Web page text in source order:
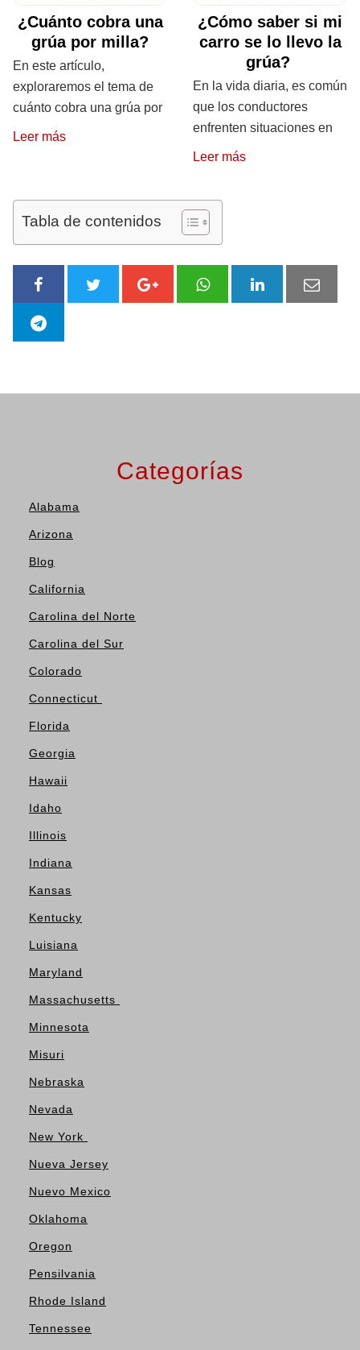
¿Cuánto cobra una
grúa por milla?
En este artículo,
exploraremos el tema de
cuánto cobra una grúa por
Leer más
¿Cómo saber si mi
carro se lo llevo la
grúa?
En la vida diaria, es común
que los conductores
enfrenten situaciones en
Leer más
Tabla de contenidos
Categorías
Alabama
Arizona
Blog
California
Carolina del Norte
Carolina del Sur
Colorado
Connecticut
Florida
Georgia
Hawaii
Idaho
Illinois
Indiana
Kansas
Kentucky
Luisiana
Maryland
Massachusetts
Minnesota
Misuri
Nebraska
Nevada
New York
Nueva Jersey
Nuevo Mexico
Oklahoma
Oregon
Pensilvania
Rhode Island
Tennessee